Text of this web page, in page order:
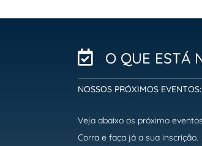
O QUE ESTÁ
NOSSOS PRÓXIMOS EVENTOS:
Veja abaixo os próximo
Corra e faça já a sua inscrição.